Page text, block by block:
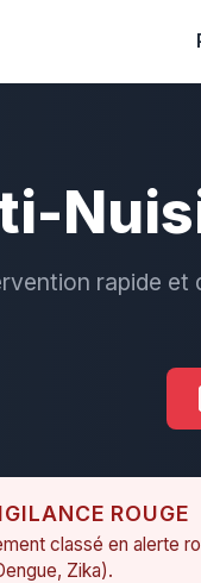
rapide et
ROUGE
classé en alerte
Zika).